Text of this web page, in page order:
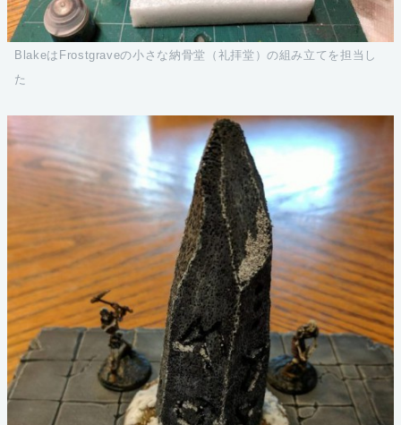
BlakeはFrostgraveの小さな納骨堂（礼拝堂）の組み立てを担当し
た